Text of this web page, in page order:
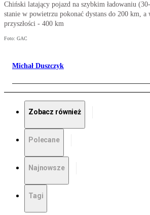
Chiński latający pojazd na szybkim ładowaniu
stanie w powietrzu pokonać dystans do 200 km, a
przyszłości - 400 km
Foto: GAC
Michał Duszczyk
Zobacz również
Polecane
Najnowsze
Tagi